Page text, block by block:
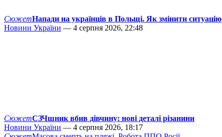
СюжетНапади на українців в Польщі. Як змінити ситуацію
Новини України — 4 серпня 2026, 22:48
СюжетСЗЧшник вбив дівчину: нові деталі різанини
Новини України — 4 серпня 2026, 18:17